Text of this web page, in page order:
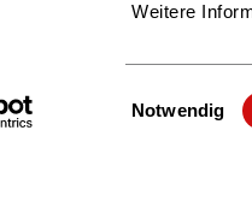
Weitere
Notwendig